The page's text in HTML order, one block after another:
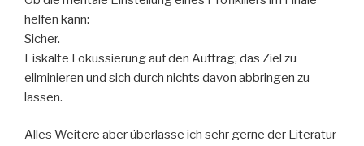
helfen kann:
Sicher.
Eiskalte Fokussierung auf den Auftrag, das Ziel zu
eliminieren und sich durch nichts davon abbringen zu
lassen.
Alles Weitere aber überlasse ich sehr gerne der Literatur